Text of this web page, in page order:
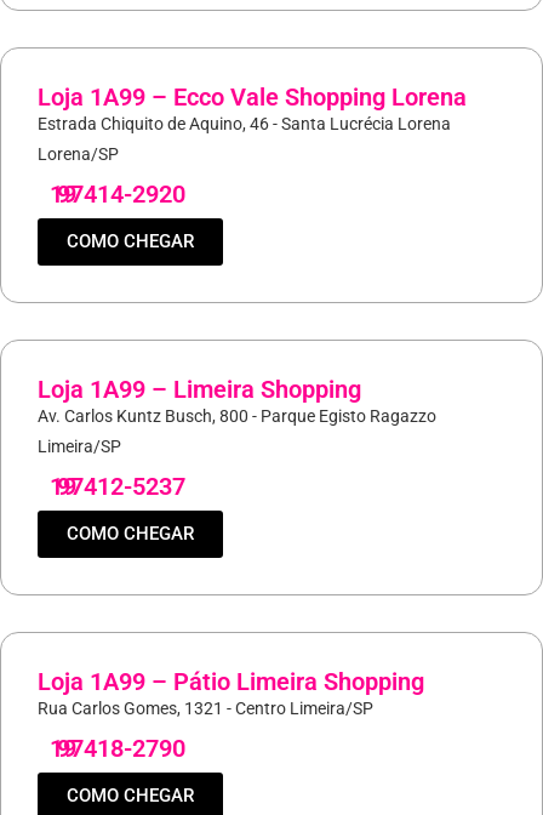
Loja 1A99 – Ecco Vale Shopping Lorena
Estrada Chiquito de Aquino, 46 - Santa Lucrécia Lorena
Lorena/SP
19
97414-2920
COMO CHEGAR
Loja 1A99 – Limeira Shopping
Av. Carlos Kuntz Busch, 800 - Parque Egisto Ragazzo
Limeira/SP
19
97412-5237
COMO CHEGAR
Loja 1A99 – Pátio Limeira Shopping
Rua Carlos Gomes, 1321 - Centro Limeira/SP
19
97418-2790
COMO CHEGAR